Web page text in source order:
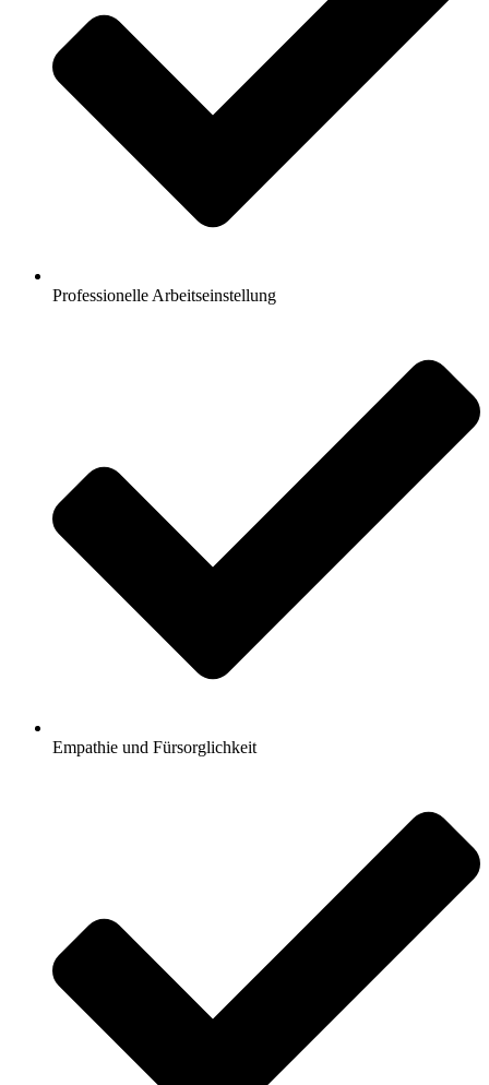
Professionelle Arbeitseinstellung
Empathie und Fürsorglichkeit